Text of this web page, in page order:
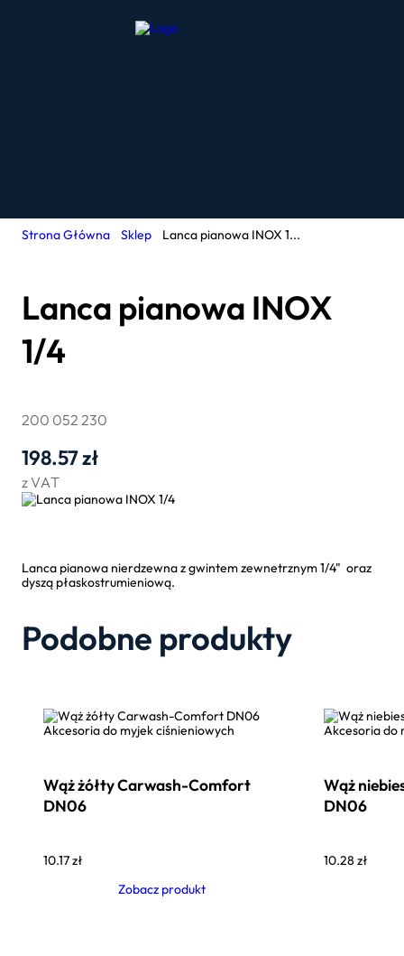
Strona Główna Sklep Lanca pianowa INOX 1...
Lanca pianowa INOX
1/4
200 052 230
198.57zł
z VAT
Lanca pianowa nierdzewna z gwintem zewnetrznym 1/4" oraz
dyszą płaskostrumieniową.
Podobne produkty
Akcesoria do myjek ciśnieniowych
Wąż żółty Carwash-Comfort
DN06
10.17zł
Zobacz produkt
Akcesoria do
Wąż
DN06
10.28 zł